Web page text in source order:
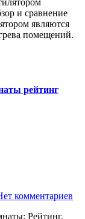
и сравнение
являются
помещений.
рейтинг
комментариев
Рейтинг,